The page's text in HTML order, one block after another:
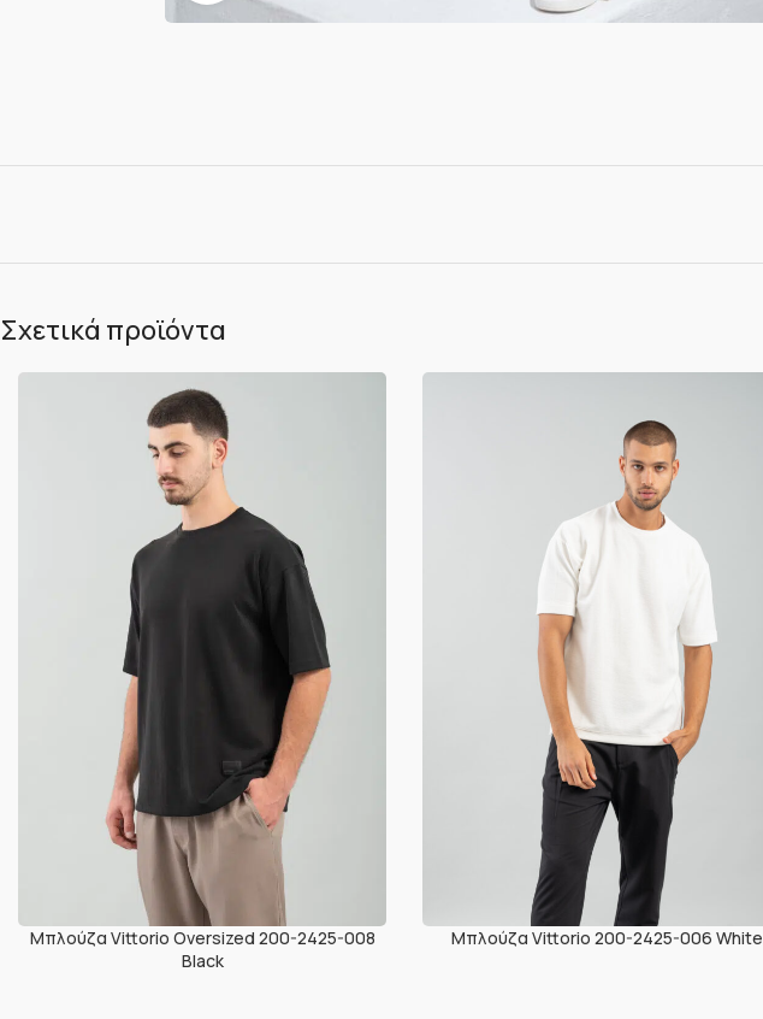
Σχετικά προϊόντα
Μπλούζα Vittorio Oversized 200-2425-008
Black
Μπλούζα Vittorio 200-2425-006 White